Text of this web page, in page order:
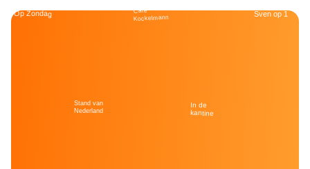
Op Zondag
Stand van
Nederland
Café
Kockelmann
In de
kantine
Sven op 1